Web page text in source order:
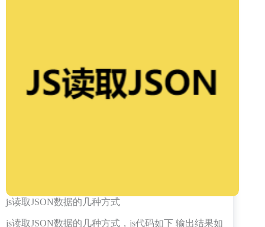
js读取JSON数据的几种方式
js读取JSON数据的几种方式，js代码如下 输出结果如